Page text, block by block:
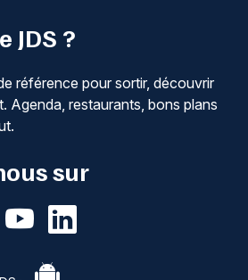
JDS ?
référence pour sortir, découvrir
Agenda, restaurants, bons plans
sur